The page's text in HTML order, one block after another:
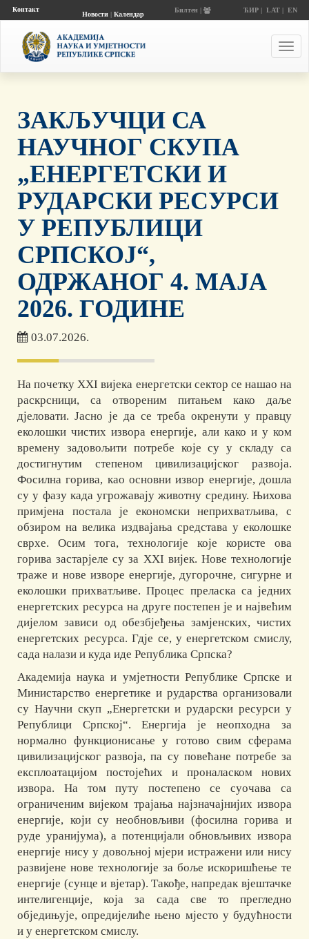
Контакт
Новости| Календар
Билтен | ЋИР| LAT| EN
ЗАКЉУЧЦИ СА
НАУЧНОГ СКУПА
„ЕНЕРГЕТСКИ И
РУДАРСКИ РЕСУРСИ
У РЕПУБЛИЦИ
СРПСКОЈ“,
ОДРЖАНОГ 4. МАЈА
2026. ГОДИНЕ
03.07.2026.
На почетку XXI вијека енергетски сектор се нашао на
раскрсници, са отвореним питањем како даље
дјеловати. Јасно је да се треба окренути у правцу
еколошки чистих извора енергије, али како и у ком
времену задовољити потребе које су у складу са
достигнутим степеном цивилизацијског развоја.
Фосилна горива, као основни извор енергије, дошла
су у фазу када угрожавају животну средину. Њихова
примјена постала је економски неприхватљива, с
обзиром на велика издвајања средстава у еколошке
сврхе. Осим тога, технологије које користе ова
горива застарјеле су за XXI вијек. Нове технологије
траже и нове изворе енергије, дугорочне, сигурне и
еколошки прихватљиве. Процес преласка са једних
енергетских ресурса на друге постепен је и највећим
дијелом зависи од обезбјеђења замјенских, чистих
енергетских ресурса. Гдје се, у енергетском смислу,
сада налази и куда иде Република Српска?
Академија наука и умјетности Републике Српске и
Министарство енергетике и рударства организовали
су Научни скуп „Енергетски и рударски ресурси у
Републици Српској“. Енергија је неопходна за
нормално функционисање у готово свим сферама
цивилизацијског развоја, па су повећане потребе за
експлоатацијом постојећих и проналаском нових
извора. На том путу постепено се суочава са
ограниченим вијеком трајања најзначајнијих извора
енергије, који су необновљиви (фосилна горива и
руде уранијума), а потенцијали обновљивих извора
енергије нису у довољној мјери истражени или нису
развијене нове технологије за боље искоришћење те
енергије (сунце и вјетар). Такође, напредак вјештачке
интелигенције, која за сада све то прегледно
обједињује, опредијелиће њено мјесто у будућности
и у енергетском смислу.